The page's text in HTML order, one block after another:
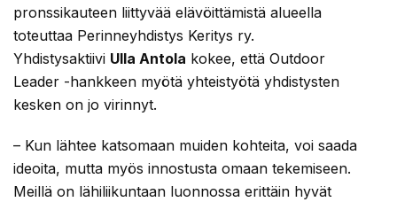
pronssikauteen liittyvää elävöittämistä alueella
toteuttaa Perinneyhdistys Keritys ry.
Yhdistysaktiivi Ulla Antola kokee, että Outdoor
Leader -hankkeen myötä yhteistyötä yhdistysten
kesken on jo virinnyt.
– Kun lähtee katsomaan muiden kohteita, voi saada
ideoita, mutta myös innostusta omaan tekemiseen.
Meillä on lähiliikuntaan luonnossa erittäin hyvät